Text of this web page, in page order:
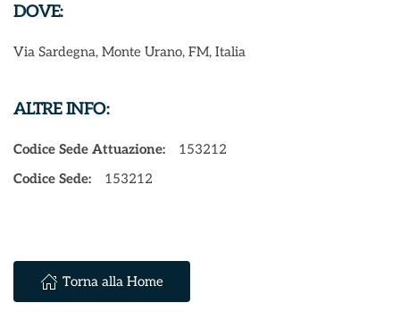
DOVE:
Via Sardegna, Monte Urano, FM, Italia
ALTRE INFO:
Codice Sede Attuazione:
153212
Codice Sede:
153212
Torna alla Home